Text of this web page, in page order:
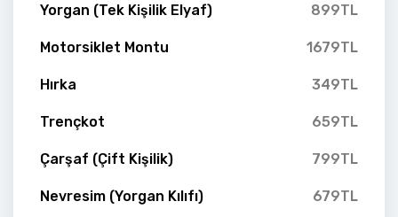
Yorgan (Tek Kişilik Elyaf) 899TL
Motorsiklet Montu 1679TL
Hırka 349TL
Trençkot 659TL
Çarşaf (Çift Kişilik) 799TL
Nevresim (Yorgan Kılıfı) 679TL